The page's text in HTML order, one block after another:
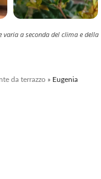
a seconda del clima e della
da terrazzo » Eugenia